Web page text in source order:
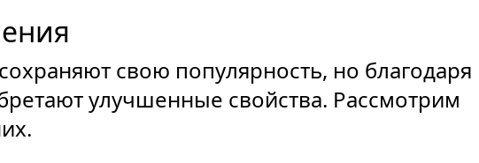
свою популярность, но благодаря
улучшенные свойства. Рассмотрим